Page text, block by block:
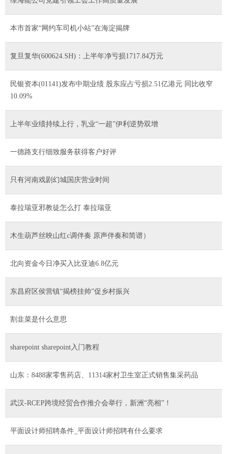
本市首家“网约车司机小站”在海淀揭牌
复旦复华(600624.SH)：上半年净亏损1717.84万元
民银资本(01141)发布中期业绩 股东应占亏损2.51亿港元 同比收窄
10.09%
上半年业绩持续上行，乳业“一超”伊利逆势双增
一德路支行细致服务获得客户好评
只有河南戏剧幻城国庆营业时间
泰拉瑞亚邪教徒怎么打 泰拉瑞亚
木生葫芦丝映山红c调伴奏 原声伴奏和简谱）
北向资金今日净买入比亚迪6.8亿元
东昌府区侯营镇“揭榜挂帅”促乡村振兴
割韭菜是什么意思
sharepoint sharepoint入门教程
山东：8488家零售药店、11314家村卫生室正式销售集采药品
武汉-RCEP跨境经贸合作推介会举行，新洲“亮相”！
平面设计师招聘条件_平面设计师招聘有什么要求